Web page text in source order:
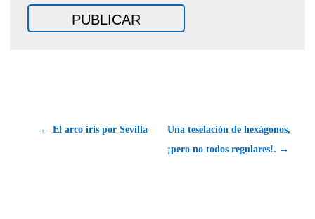
← El arco iris por Sevilla
Una teselación de hexágonos,
¡pero no todos regulares!. →